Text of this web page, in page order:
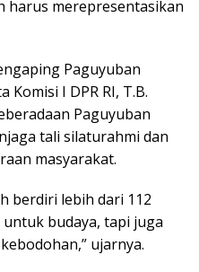
harus merepresentasikan
Paguyuban
Komisi I DPR RI, T.B.
Paguyuban
tali silaturahmi dan
masyarakat.
berdiri lebih dari 112
budaya, tapi juga
ujarnya.